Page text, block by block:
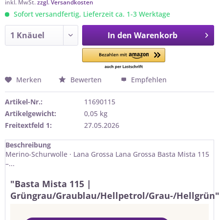
inkl. MwSt.zzgl. Versandkosten
Sofort versandfertig, Lieferzeit ca. 1-3 Werktage
In den Warenkorb
Merken Bewerten Empfehlen
Artikel-Nr.:
11690115
Artikelgewicht:
0,05 kg
Freitextfeld 1:
27.05.2026
Beschreibung
Merino-Schurwolle · Lana Grossa Lana Grossa Basta Mista 115
–...
"Basta Mista 115 |
Grüngrau/Graublau/Hellpetrol/Grau-/Hellgrün"